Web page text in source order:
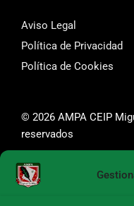
Aviso Legal
Política de Privacidad
Política de Cookies
© 2026 AMPA CEIP
reservados
SÍGUENOS